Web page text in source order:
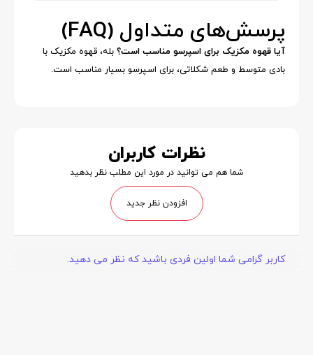
پرسش‌های متداول (FAQ)
آیا قهوه مکزیک برای اسپرسو مناسب است؟ بله، قهوه مکزیک با
بادی متوسط و طعم شکلاتی، برای اسپرسو بسیار مناسب است.
نظرات کاربران
شما هم می توانید در مورد این مطلب نظر بدهید
افزودن نظر جدید
کاربر گرامی شما اولین فردی باشید که نظر می دهید.